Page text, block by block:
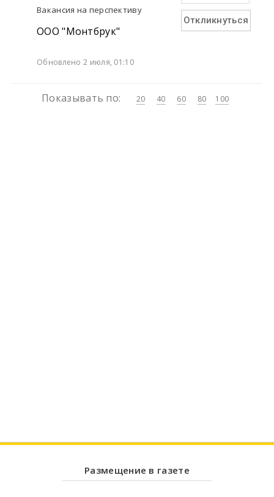
Вакансия на перспективу
ООО "Монтбрук"
Обновлено 2 июля, 01:10
Откликнуться
Показывать по: 20 40 60 80 100
Размещение в газете